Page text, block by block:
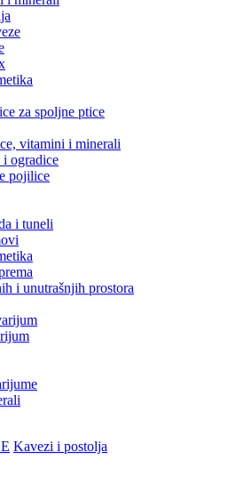
za spoljne ptice
vitamini i minerali
ogradice
pojilice
i tuneli
i unutrašnjih prostora
Kavezi i postolja